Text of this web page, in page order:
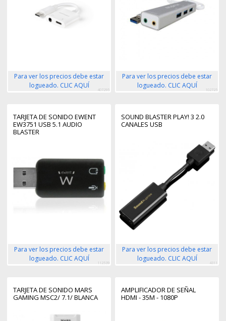
Para ver los precios debe estar
logueado. CLIC AQUÍ
407295
Para ver los precios debe estar
logueado. CLIC AQUÍ
102725
TARJETA DE SONIDO EWENT
EW3751 USB 5.1 AUDIO
BLASTER
Para ver los precios debe estar
logueado. CLIC AQUÍ
112539
SOUND BLASTER PLAY! 3 2.0
CANALES USB
Para ver los precios debe estar
logueado. CLIC AQUÍ
4311
TARJETA DE SONIDO MARS
GAMING MSC2/ 7.1/ BLANCA
AMPLIFICADOR DE SEÑAL
HDMI - 35M - 1080P